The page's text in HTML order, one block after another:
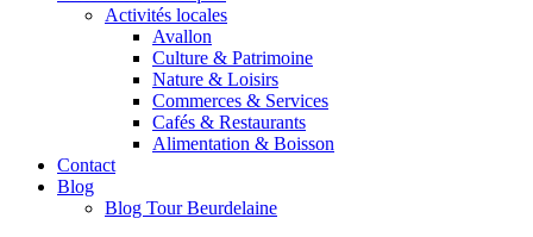
Activités locales
Avallon
Culture & Patrimoine
Nature & Loisirs
Commerces & Services
Cafés & Restaurants
Alimentation & Boisson
Contact
Blog
Blog Tour Beurdelaine